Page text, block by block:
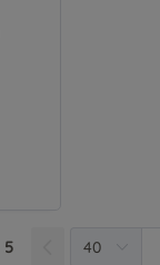
5